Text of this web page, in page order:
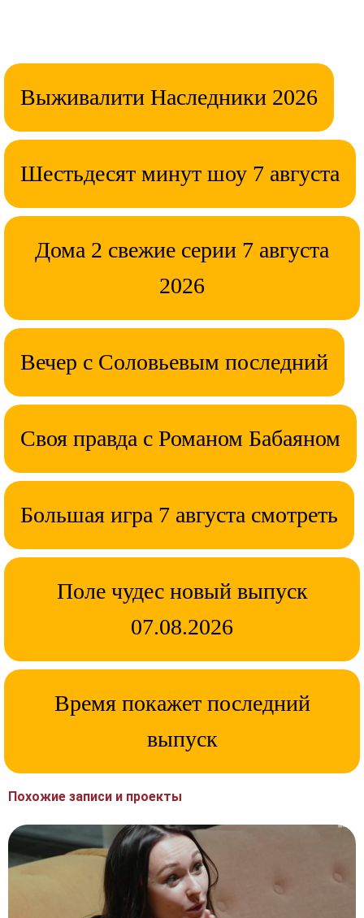
Выживалити Наследники 2026
Шестьдесят минут шоу 7 августа
Дома 2 свежие серии 7 августа
2026
Вечер с Соловьевым последний
Своя правда с Романом Бабаяном
Большая игра 7 августа смотреть
Поле чудес новый выпуск
07.08.2026
Время покажет последний
выпуск
Похожие записи и проекты